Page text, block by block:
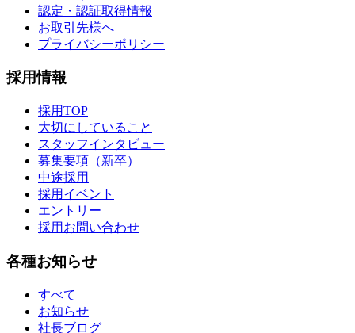
認定・認証取得情報
お取引先様へ
プライバシーポリシー
採用情報
採用TOP
大切にしていること
スタッフインタビュー
募集要項（新卒）
中途採用
採用イベント
エントリー
採用お問い合わせ
各種お知らせ
すべて
お知らせ
社長ブログ